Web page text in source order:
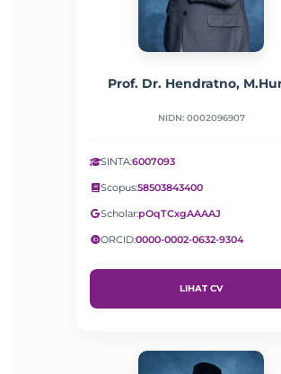
Prof. Dr. Hendratno,
NIDN: 0002096907
SINTA:6007093
Scopus:58503843400
Scholar:pOqTCxgAAAAJ
ORCID:0000-0002-0632-9304
LIHAT CV